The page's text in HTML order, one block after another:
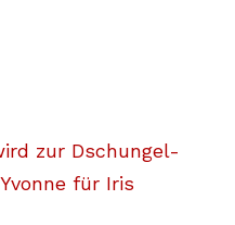
zur Dschungel-
für Iris